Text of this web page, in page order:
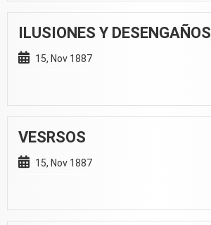
ILUSIONES Y DESENGAÑOS
15, Nov 1887
VESRSOS
15, Nov 1887